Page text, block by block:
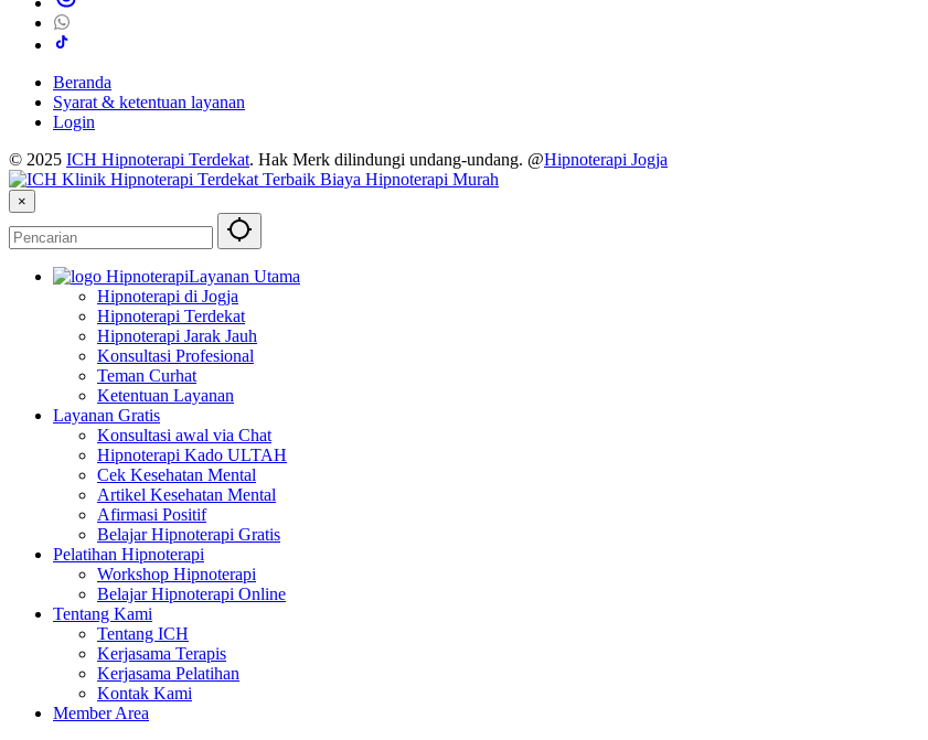
Beranda
Syarat & ketentuan layanan
Login
© 2025 ICH Hipnoterapi Terdekat. Hak Merk dilindungi undang-undang. @Hipnoterapi Jogja
×
Layanan Utama
Hipnoterapi di Jogja
Hipnoterapi Terdekat
Hipnoterapi Jarak Jauh
Konsultasi Profesional
Teman Curhat
Ketentuan Layanan
Layanan Gratis
Konsultasi awal via Chat
Hipnoterapi Kado ULTAH
Cek Kesehatan Mental
Artikel Kesehatan Mental
Afirmasi Positif
Belajar Hipnoterapi Gratis
Pelatihan Hipnoterapi
Workshop Hipnoterapi
Belajar Hipnoterapi Online
Tentang Kami
Tentang ICH
Kerjasama Terapis
Kerjasama Pelatihan
Kontak Kami
Member Area